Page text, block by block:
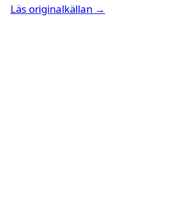
Läs originalkällan →